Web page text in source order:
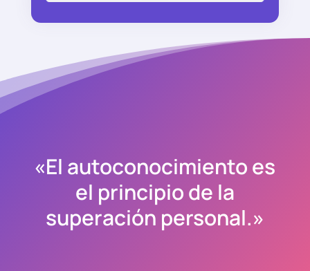
«El autoconocimiento es
el principio de la
superación personal.»